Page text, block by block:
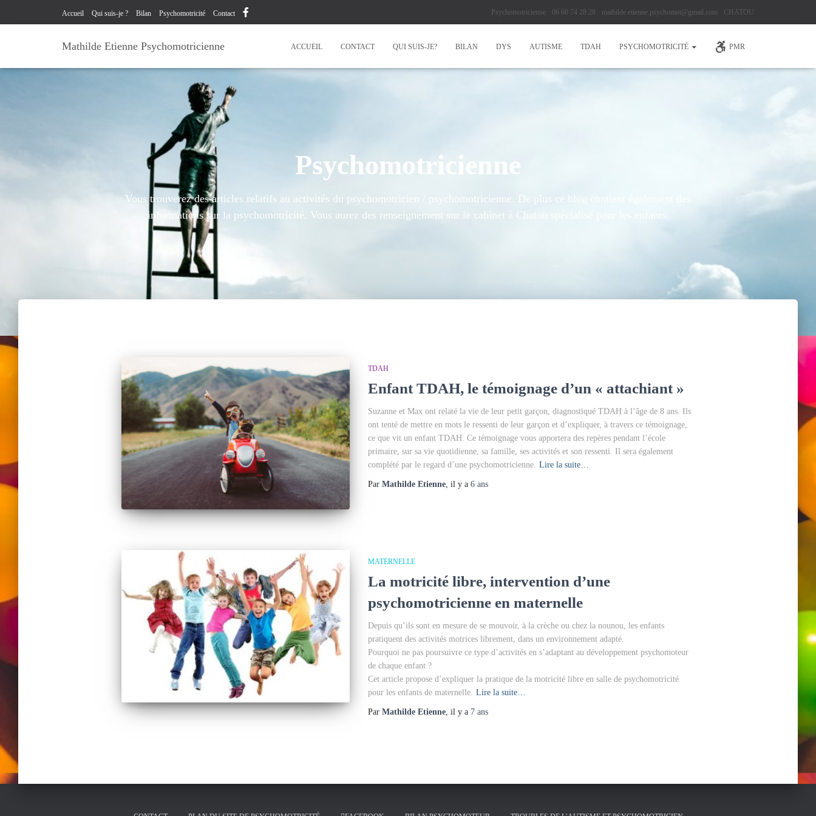
Psychomotricienne 06 60 74 28 28 mathilde.etienne.psychomot@gmail.com CHATOU
Accueil Qui suis-je ? Bilan Psychomotricité Contact
Mathilde Etienne Psychomotricienne ACCUEIL CONTACT QUI SUIS-JE? BILAN DYS AUTISME TDAH PSYCHOMOTRICITÉ PMR
Psychomotricienne
Vous trouverez des articles relatifs au activités du psychomotricien / psychomotricienne. De plus ce blog contient également des
informations sur la psychomotricité. Vous aurez des renseignement sur le cabinet à Chatou spécialisé pour les enfants.
TDAH
Enfant TDAH, le témoignage d’un « attachiant »
Suzanne et Max ont relaté la vie de leur petit garçon, diagnostiqué TDAH à l’âge de 8 ans. Ils
ont tenté de mettre en mots le ressenti de leur garçon et d’expliquer, à travers ce témoignage,
ce que vit un enfant TDAH. Ce témoignage vous apportera des repères pendant l’école
primaire, sur sa vie quotidienne, sa famille, ses activités et son ressenti. Il sera également
complété par le regard d’une psychomotricienne. Lire la suite…
Par Mathilde Etienne, il y a 6 ans
MATERNELLE
La motricité libre, intervention d’une
psychomotricienne en maternelle
Depuis qu’ils sont en mesure de se mouvoir, à la crèche ou chez la nounou, les enfants
pratiquent des activités motrices librement, dans un environnement adapté.
Pourquoi ne pas poursuivre ce type d’activités en s’adaptant au développement psychomoteur
de chaque enfant ?
Cet article propose d’expliquer la pratique de la motricité libre en salle de psychomotricité
pour les enfants de maternelle. Lire la suite…
Par Mathilde Etienne, il y a 7 ans